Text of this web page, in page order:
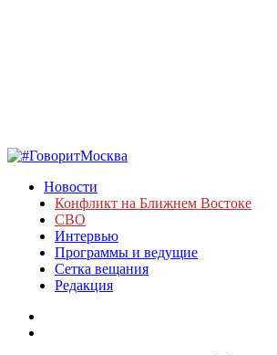
Новости
Конфликт на Ближнем Востоке
СВО
Интервью
Программы и ведущие
Сетка вещания
Редакция